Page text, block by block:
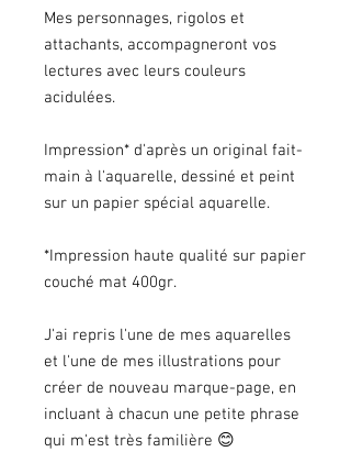
Mes personnages, rigolos et
attachants, accompagneront vos
lectures avec leurs couleurs
acidulées.
Impression* d'après un original fait-
main à l'aquarelle, dessiné et peint
sur un papier spécial aquarelle.
*Impression haute qualité sur papier
couché mat 400gr.
J'ai repris l'une de mes aquarelles
et l'une de mes illustrations pour
créer de nouveau marque-page, en
incluant à chacun une petite phrase
qui m'est très familière 😊